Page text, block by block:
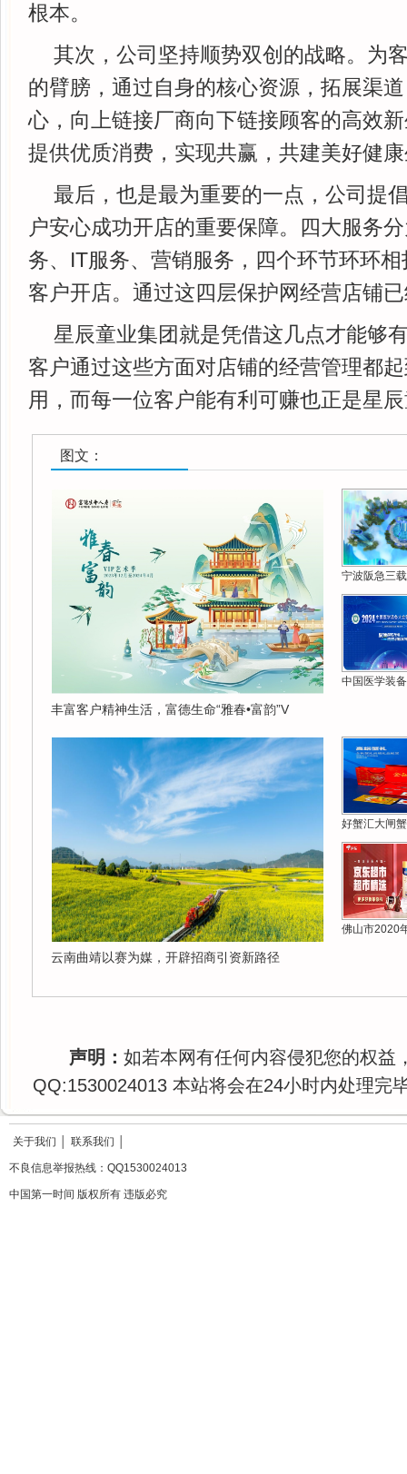
根本。
其次，公司坚持顺势双创的战略。为
的臂膀，通过自身的核心资源，拓展渠
心，向上链接厂商向下链接顾客的高效
提供优质消费，实现共赢，共建美好健
最后，也是最为重要的一点，公司提
户安心成功开店的重要保障。四大服务
务、IT服务、营销服务，四个环节环环
客户开店。通过这四层保护网经营店铺
星辰童业集团就是凭借这几点才能够
客户通过这些方面对店铺的经营管理都
用，而每一位客户能有利可赚也正是星
图文：
丰富客户精神生活，富德生命“雅春•富韵”V
宁波阪急三
中国医学装
云南曲靖以赛为媒，开辟招商引资新路径
好蟹汇大闸
佛山市2020
声明： 如若本网有任何内容侵犯您的权益
QQ:1530024013 本站将会在24小时内处理完
关于我们 联系我们
不良信息举报热线：QQ1530024013
中国第一时间 版权所有 违版必究